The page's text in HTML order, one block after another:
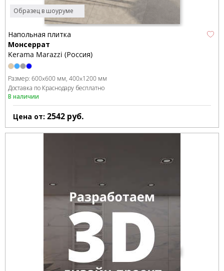
Образец в шоуруме
Напольная плитка
Монсеррат
Kerama Marazzi (Россия)
Размер: 600x600 мм 400x1200 мм
Доставка по Краснодару бесплатно
В наличии
Цена от: 2542 руб.